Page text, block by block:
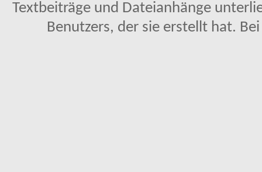
Textbeiträge und Dateianhänge
Benutzers, der sie erstellt hat.